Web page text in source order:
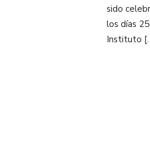
sido
los días
Instituto